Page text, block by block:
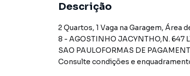
Descrição
2 Quartos, 1 Vaga na Garagem, Área de Serviço, Wc, Sala, Cozinha. .Baixar matrícula do imóvelRUA NBT
8 - AGOSTINHO JACYNTHO,N. 647 LT 16 QD 20, NOVA BARRETOS III - CEP: 14784-730, BARRETOS -
SAO PAULOFORMAS DE
Consulte condições e